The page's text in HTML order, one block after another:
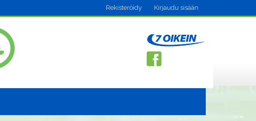
Rekisteröidy Kirjaudu sisään